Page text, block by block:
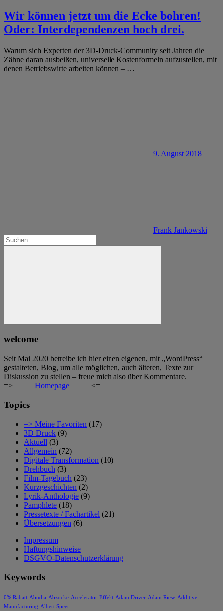
Wir können jetzt um die Ecke bohren!
Oder: Interdependenzen hoch drei.
Warum sich Experten der 3D-Druck-Community seit Jahren die
Zähne daran ausbeißen, universelle Kostenformeln aufzustellen, mit
denen Betriebswirte arbeiten können – …
9. August 2018
Frank Jankowski
Suchen
nach:
Suchen
welcome
Seit Mai 2020 betreibe ich hier einen eigenen, mit „WordPress“
gestalteten, Blog, um alle möglichen, auch älteren, Texte zur
Diskussion zu stellen – freue mich also über Kommentare.
=> Homepage <=
Topics
=> Meine Favoriten (17)
3D Druck (9)
Aktuell (3)
Allgemein (72)
Digitale Transformation (10)
Drehbuch (3)
Film-Tagebuch (23)
Kurzgeschichten (2)
Lyrik-Anthologie (9)
Pamphlete (18)
Pressetexte / Fachartikel (21)
Übersetzungen (6)
Impressum
Haftungshinweise
DSGVO-Datenschutzerklärung
Keywords
0% Rabatt Abudja Abzocke Accelerator-Effekt Adam Driver Adam Riese Additive
Manufacturing Albert Speer